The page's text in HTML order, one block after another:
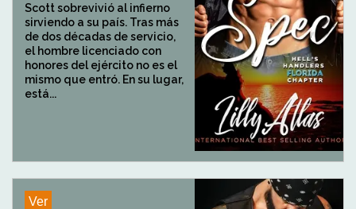
Scott sobrevivió al infierno
sirviendo a su país. Tras más
de dos décadas de servicio,
el hombre licenciado con
honores del ejército no es el
mismo que entró. En su lugar,
está...
Ver